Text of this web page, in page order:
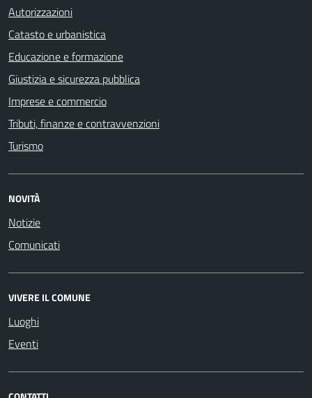
Autorizzazioni
Catasto e urbanistica
Educazione e formazione
Giustizia e sicurezza pubblica
Imprese e commercio
Tributi, finanze e contravvenzioni
Turismo
NOVITÀ
Notizie
Comunicati
VIVERE IL COMUNE
Luoghi
Eventi